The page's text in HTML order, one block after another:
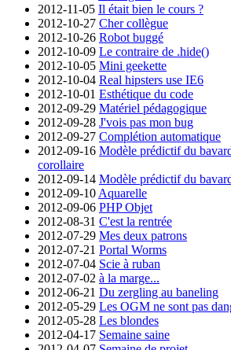
2012-11-05 Il était bien le cours ?
2012-10-27 Cher collègue
2012-10-26 Robot buggé
2012-10-09 Le contraire de .hide()
2012-10-05 Mini geekette
2012-10-04 Real hipsters use IE6
2012-10-01 Esthétique du code
2012-09-29 Matériel pédagogique
2012-09-28 J'vois pas mon bug
2012-09-27 Complétion automatique
2012-09-16 Modèle prédictif du
corollaire
2012-09-14 Modèle prédictif du
2012-09-10 Aquarelle
2012-09-06 PHP Objet
2012-08-31 C'est la rentrée
2012-07-29 Mes deux patrons
2012-07-21 Portal Worms
2012-07-04 Scie à ruban
2012-07-02 à la marge...
2012-06-21 Du zergling au baneling
2012-05-29 Les OGM ne sont pas
2012-05-28 Les blondes
2012-04-17 Semaine saine